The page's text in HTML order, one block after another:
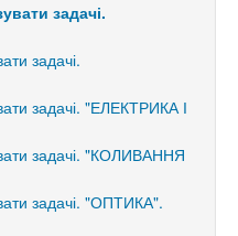
задачі.
задачі.
задачі. "ЕЛЕКТРИКА І
задачі. "КОЛИВАННЯ
задачі. "ОПТИКА".